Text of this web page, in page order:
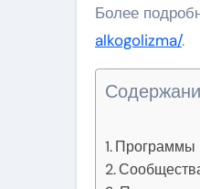
Более
alkogolizma/.
Программы